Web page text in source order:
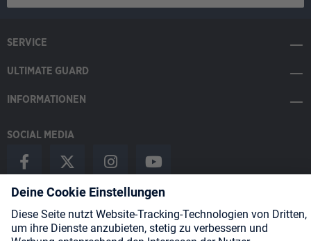
SERVICE
ULTIMATE GUARD
INFORMATIONEN
SOCIAL MEDIA